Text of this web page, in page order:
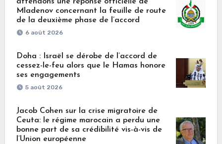
Mladenov concernant la feuille de route
de la deuxième phase de l’accord
6 août 2026
Doha : Israël se dérobe de l’accord de
cessez-le-feu alors que le Hamas honore
ses engagements
5 août 2026
Jacob Cohen sur la crise migratoire de
Ceuta: le régime marocain a perdu une
bonne part de sa crédibilité vis-à-vis de
l’Union européenne